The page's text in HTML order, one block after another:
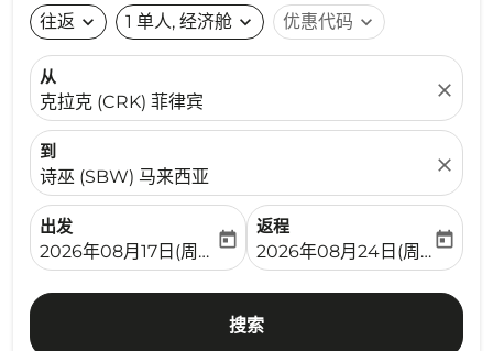
往返 expand_more 1 单人, 经济舱 expand_more 优惠代码 expand_more
从
克拉克 (CRK) 菲律宾
close
到
诗巫 (SBW) 马来西亚
close
出发
fc-booking-departure-date-aria-label
2026年08月17日(周一)
today
返程
fc-booking-return-date-
2026年08月24日(周一)
today
搜索